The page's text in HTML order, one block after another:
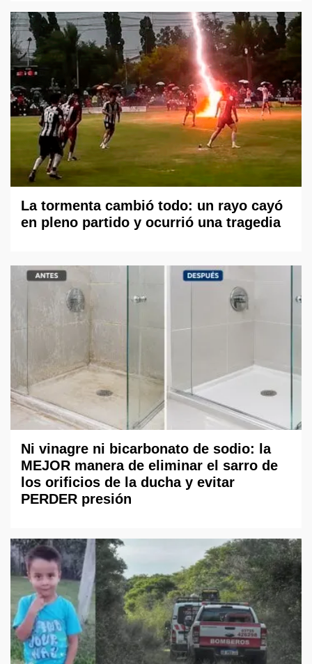
La tormenta cambió todo: un rayo cayó
en pleno partido y ocurrió una tragedia
Ni vinagre ni bicarbonato de sodio: la
MEJOR manera de eliminar el sarro de
los orificios de la ducha y evitar
PERDER presión